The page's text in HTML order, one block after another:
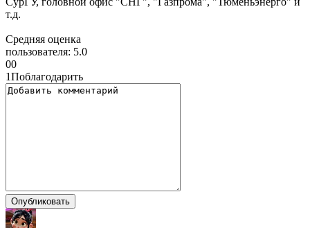
т.д.
Средняя оценка
пользователя: 5.0
00
1Поблагодарить